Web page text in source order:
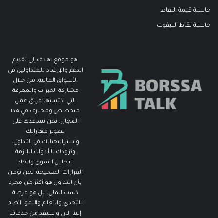
حاسبة قيمة النقاط
حاسبة نقاط البيفوت
هو موقع يهدف إلى تقديم
الدعم والإرشاد للمتداولين في
الأسواق المالية، من خلال
مشاركة الخبرات والمعرفة
التي اكتسبها فريق عمل
متخصص ومحترف في هذا
المجال. نحن نساعدك على
تطوير مهاراتك
واستراتيجياتك في التداول،
ونزودك بالأدوات اللازمة
لتحليل السوق واتخاذ
القرارات الصحيحة. نحن نؤمن
بأن التداول هو أكثر من مجرد
كسب المال، بل هو فرصة
للتحدي والتعلم والنمو. انضم
إلينا الآن واستفد من خدماتنا